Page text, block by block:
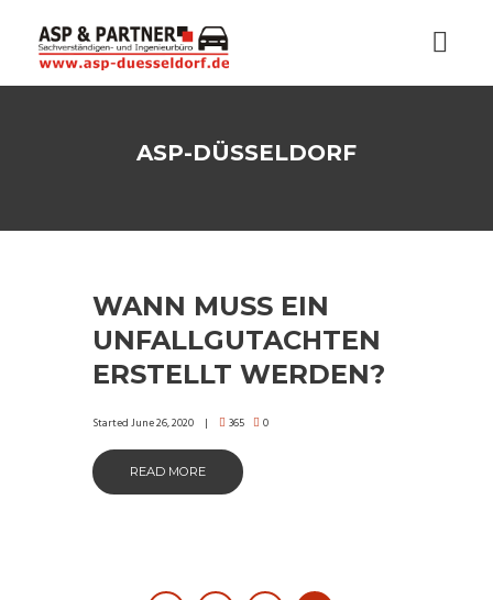
ASP-DÜSSELDORF
WANN MUSS EIN
UNFALLGUTACHTEN
ERSTELLT WERDEN?
StartedJune 26, 2020 365 0
READ MORE